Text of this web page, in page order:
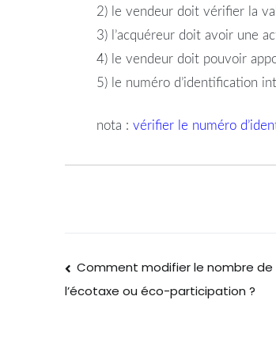
2) le vendeur doit vérifier la
3) l’acquéreur doit avoir une
4) le vendeur doit pouvoir
5) le numéro d’identification
nota : vérifier le numéro
Comment modifier le nombre
l’écotaxe ou éco-participation ?